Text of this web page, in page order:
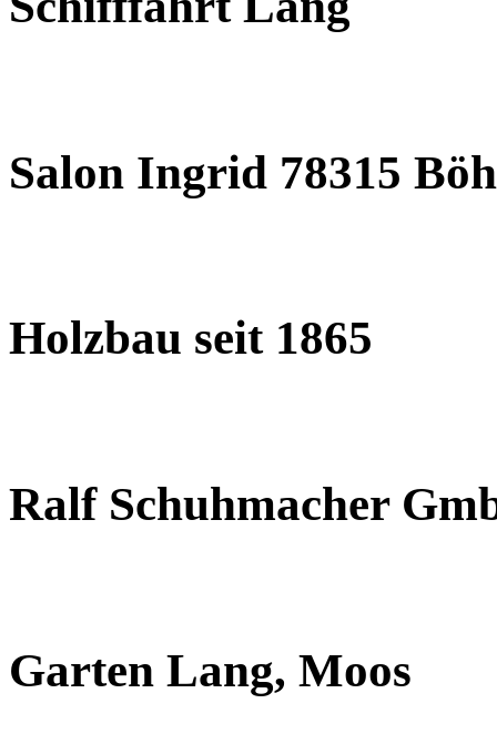
Salon Ingrid 78315
Holzbau seit 1865
Ralf Schuhmacher
Garten Lang, Moos